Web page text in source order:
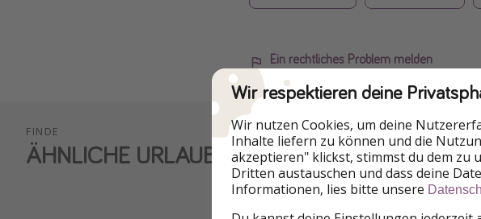
Ein rechtliches Problem melden
FINDE
ÄHNLICHE URLAUBS-ANGEBOTE
Wir respektieren deine
Wir nutzen Cookies, um deine
Inhalte liefern zu können und die
akzeptieren" klickst, stimmst du dem zu
Dritten austauschen und dass deine
Informationen, lies bitte unsere